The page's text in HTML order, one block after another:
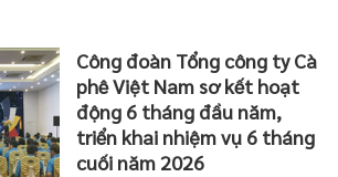
Công đoàn Tổng công ty Cà
phê Việt Nam sơ kết hoạt
động 6 tháng đầu năm,
triển khai nhiệm vụ 6 tháng
cuối năm 2026